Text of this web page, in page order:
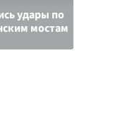
удары по
мостам